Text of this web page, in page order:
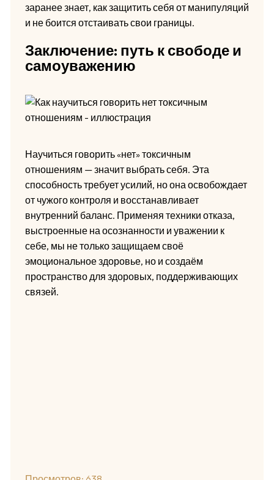
заранее знает, как защитить себя от манипуляций
и не боится отстаивать свои границы.
Заключение: путь к свободе и
самоуважению
Научиться говорить «нет» токсичным
отношениям — значит выбрать себя. Эта
способность требует усилий, но она освобождает
от чужого контроля и восстанавливает
внутренний баланс. Применяя техники отказа,
выстроенные на осознанности и уважении к
себе, мы не только защищаем своё
эмоциональное здоровье, но и создаём
пространство для здоровых, поддерживающих
связей.